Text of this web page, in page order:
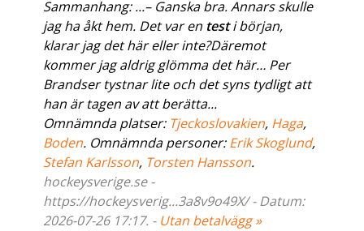
Sammanhang: ...– Ganska bra. Annars skulle
jag ha åkt hem. Det var en testi början,
klarar jag det här eller inte?Däremot
kommer jag aldrig glömma det här… Per
Brandser tystnar lite och det syns tydligt att
han är tagen av att berätta...
Omnämnda platser: Tjeckoslovakien, Haga,
Boden. Omnämnda personer:Erik Skoglund,
Stefan Karlsson, Torsten Hansson.
hockeysverige.se -
https://hockeysverig...3a8v9o49X/ - Datum:
2026-07-26 17:17. - Utan betalvägg »